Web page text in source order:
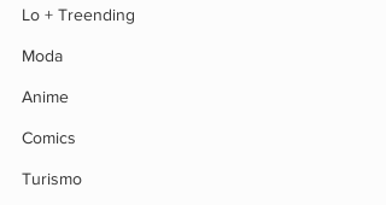
Lo + Treending
Moda
Anime
Comics
Turismo